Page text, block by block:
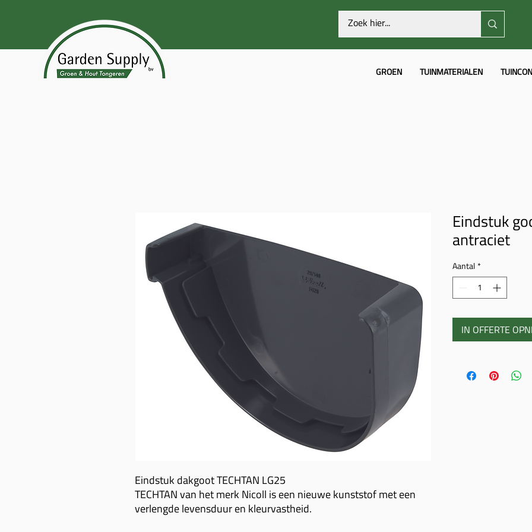
GROEN TUINMATERIALEN
Eindstuk dakgoot TECHTAN LG25
TECHTAN van het merk Nicoll is een nieuwe kunststof met een
verlengde levensduur en kleurvastheid.
Eindstuk
antraciet
Aantal*
IN OFFERTE